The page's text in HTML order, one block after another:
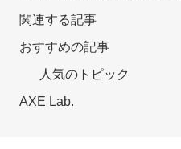
関連する記事
おすすめの記事
人気のトピック
AXE Lab.